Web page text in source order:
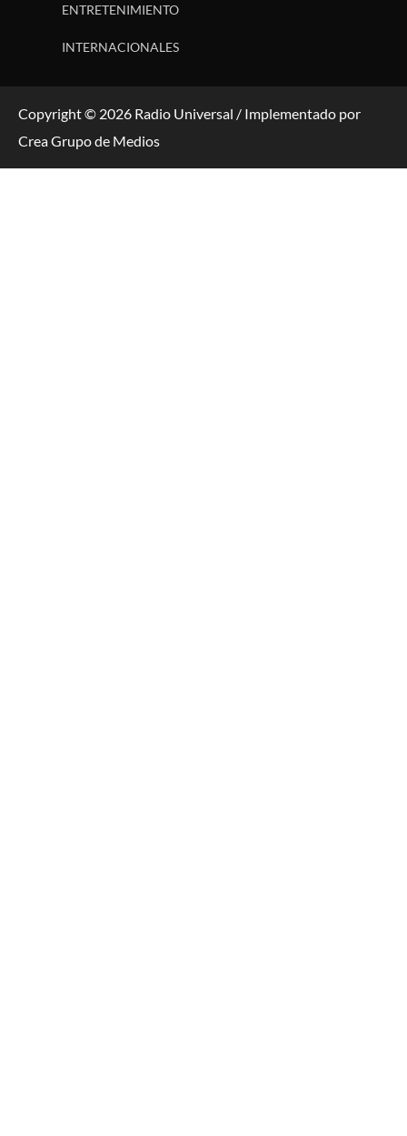
ENTRETENIMIENTO
INTERNACIONALES
Copyright © 2026 Radio Universal / Implementado por
Crea Grupo de Medios